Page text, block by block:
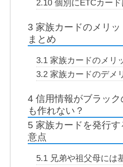
2.10 個別にETCカー
3 家族カードのメリ
まとめ
3.1 家族カードのメリ
3.2 家族カードのデメ
4 信用情報がブラッ
も作れない？
5 家族カードを発行
意点
5.1 兄弟や祖父母には